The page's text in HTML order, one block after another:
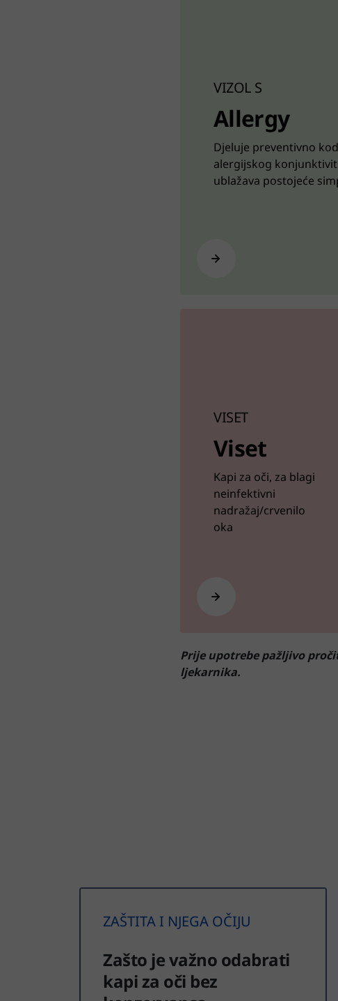
VIZOL S
Allergy
Djeluje preventivno kod
alergijskog
ublažava postojeće
VISET
Viset
Kapi za oči, za blagi
neinfektivni
nadražaj/crvenilo
oka
Prije upotrebe pažljivo
ljekarnika.
ZAŠTITA I NJEGA OČIJU
Zašto je važno odabrati
kapi za oči bez